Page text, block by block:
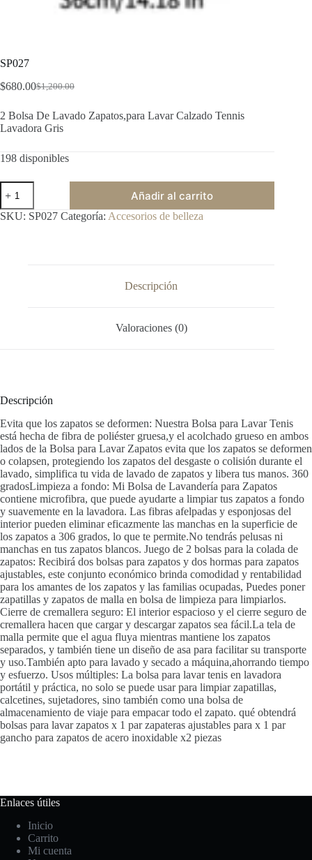
SP027
$1,200.00
Original
was:
$1,200.00.
$680.00Current
is:
$680.00.
2 Bolsa De Lavado Zapatos,para Lavar Calzado Tennis
Lavadora Gris
198 disponibles
SP027
cantidad
Añadir al carrito
SKU: SP027 Categoría: Accesorios de belleza
Descripción
Valoraciones (0)
Descripción
Evita que los zapatos se deformen: Nuestra Bolsa para Lavar Tenis
está hecha de fibra de poliéster gruesa,y el acolchado grueso en ambos
lados de la Bolsa para Lavar Zapatos evita que los zapatos se deformen
o colapsen, protegiendo los zapatos del desgaste o colisión durante el
lavado, simplifica tu vida de lavado de zapatos y libera tus manos. 360
gradosLimpieza a fondo: Mi Bolsa de Lavandería para Zapatos
contiene microfibra, que puede ayudarte a limpiar tus zapatos a fondo
y suavemente en la lavadora. Las fibras afelpadas y esponjosas del
interior pueden eliminar eficazmente las manchas en la superficie de
los zapatos a 306 grados, lo que te permite.No tendrás pelusas ni
manchas en tus zapatos blancos. Juego de 2 bolsas para la colada de
zapatos: Recibirá dos bolsas para zapatos y dos hormas para zapatos
ajustables, este conjunto económico brinda comodidad y rentabilidad
para los amantes de los zapatos y las familias ocupadas, Puedes poner
zapatillas y zapatos de malla en bolsa de limpieza para limpiarlos.
Cierre de cremallera seguro: El interior espacioso y el cierre seguro de
cremallera hacen que cargar y descargar zapatos sea fácil.La tela de
malla permite que el agua fluya mientras mantiene los zapatos
separados, y también tiene un diseño de asa para facilitar su transporte
y uso.También apto para lavado y secado a máquina,ahorrando tiempo
y esfuerzo. Usos múltiples: La bolsa para lavar tenis en lavadora
portátil y práctica, no solo se puede usar para limpiar zapatillas,
calcetines, sujetadores, sino también como una bolsa de
almacenamiento de viaje para empacar todo el zapato. qué obtendrá
bolsas para lavar zapatos x 1 par zapateras ajustables para x 1 par
gancho para zapatos de acero inoxidable x2 piezas
Enlaces útiles
Inicio
Carrito
Mi cuenta